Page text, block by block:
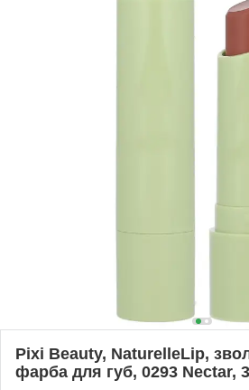
Pixi Beauty, NaturelleLip,
фарба для губ, 0293 Nectar,